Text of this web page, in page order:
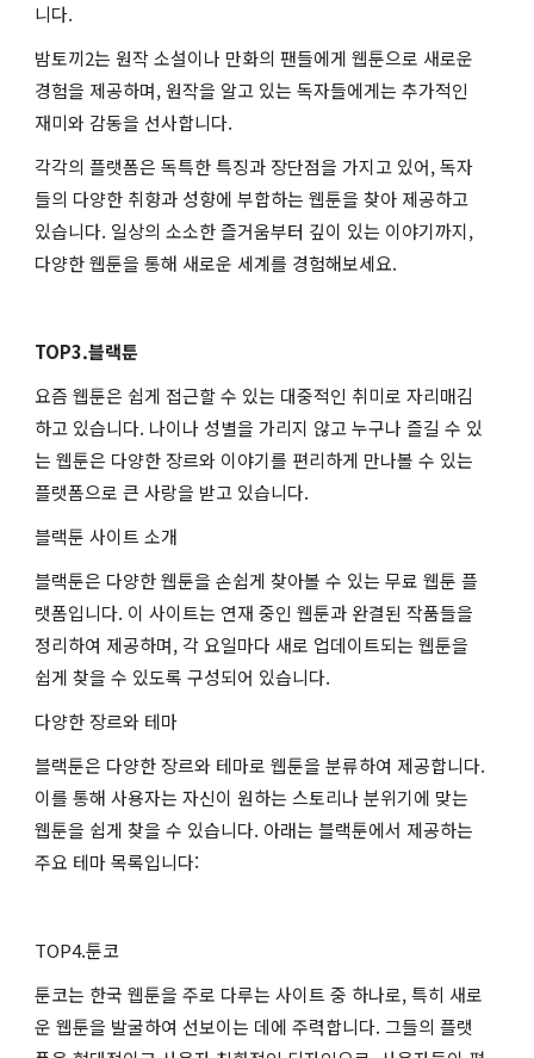
니다.
밤토끼2는 원작 소설이나 만화의 팬들에게 웹툰으로 새로운
경험을 제공하며, 원작을 알고 있는 독자들에게는 추가적인
재미와 감동을 선사합니다.
각각의 플랫폼은 독특한 특징과 장단점을 가지고 있어, 독자
들의 다양한 취향과 성향에 부합하는 웹툰을 찾아 제공하고
있습니다. 일상의 소소한 즐거움부터 깊이 있는 이야기까지,
다양한 웹툰을 통해 새로운 세계를 경험해보세요.
TOP3.블랙툰
요즘 웹툰은 쉽게 접근할 수 있는 대중적인 취미로 자리매김
하고 있습니다. 나이나 성별을 가리지 않고 누구나 즐길 수 있
는 웹툰은 다양한 장르와 이야기를 편리하게 만나볼 수 있는
플랫폼으로 큰 사랑을 받고 있습니다.
블랙툰 사이트 소개
블랙툰은 다양한 웹툰을 손쉽게 찾아볼 수 있는 무료 웹툰 플
랫폼입니다. 이 사이트는 연재 중인 웹툰과 완결된 작품들을
정리하여 제공하며, 각 요일마다 새로 업데이트되는 웹툰을
쉽게 찾을 수 있도록 구성되어 있습니다.
다양한 장르와 테마
블랙툰은 다양한 장르와 테마로 웹툰을 분류하여 제공합니다.
이를 통해 사용자는 자신이 원하는 스토리나 분위기에 맞는
웹툰을 쉽게 찾을 수 있습니다. 아래는 블랙툰에서 제공하는
주요 테마 목록입니다:
TOP4.툰코
툰코는 한국 웹툰을 주로 다루는 사이트 중 하나로, 특히 새로
운 웹툰을 발굴하여 선보이는 데에 주력합니다. 그들의 플랫